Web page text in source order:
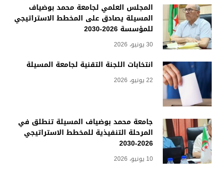
المجلس العلمي لجامعة محمد بوضياف
المسيلة يصادق على المخطط الاستراتيجي
للمؤسسة 2026-2030
30 يونيو، 2026
انتخابات اللجنة التقنية لجامعة المسيلة
22 يونيو، 2026
جامعة محمد بوضياف المسيلة تنطلق في
المرحلة التنفيذية للمخطط الاستراتيجي
2026-2030
10 يونيو، 2026